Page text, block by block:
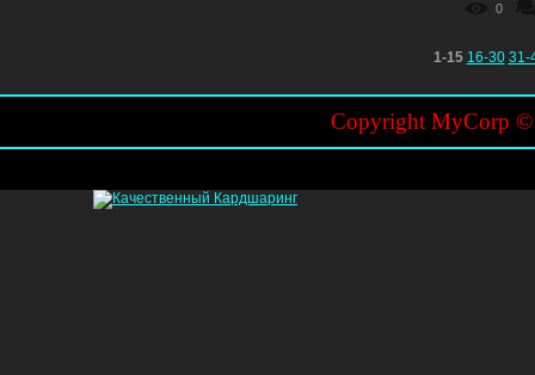
0
1-15 16-30 31-
Copyright MyCorp